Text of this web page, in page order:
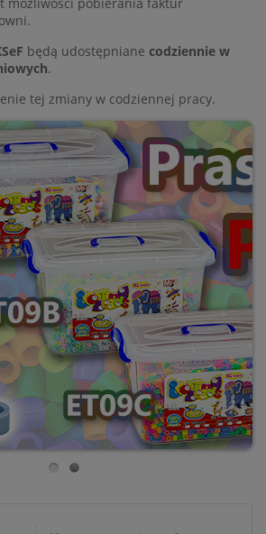
będą udostępniane codziennie w
.
tej zmiany w codziennej pracy.